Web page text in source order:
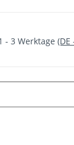
- 3 Werktage